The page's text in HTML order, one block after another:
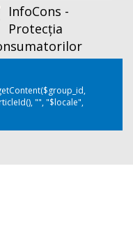
InfoCons -
Protecția
"", "$locale",